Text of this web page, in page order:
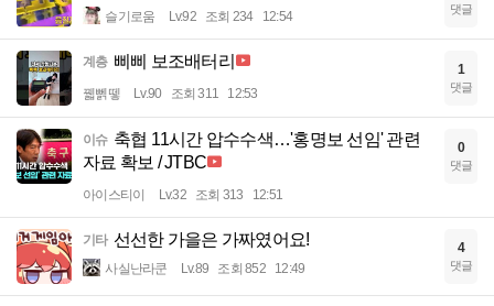
슬기로움 Lv.92 조회 234 12:54 댓글
계층 삐삐 보조배터리
꿻뻵뗗 Lv.90 조회 311 12:53
1
댓글
이슈 축협 11시간 압수수색…'홍명보 선임' 관련
자료 확보 / JTBC
아이스티이 Lv.32 조회 313 12:51
0
댓글
기타 선선한 가을은 가짜였어요!
사실난라쿤 Lv.89 조회 852 12:49
4
댓글